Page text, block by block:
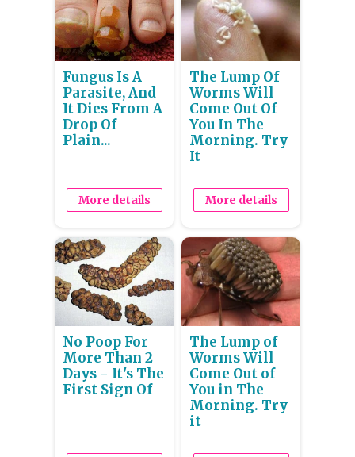
Fungus Is A
Parasite, And
It Dies From A
Drop Of
Plain...
More details
The Lump Of
Worms Will
Come Out Of
You In The
Morning. Try
It
More details
No Poop For
More Than 2
Days - It's The
First Sign Of
The Lump of
Worms Will
Come Out of
You in The
Morning. Try
it